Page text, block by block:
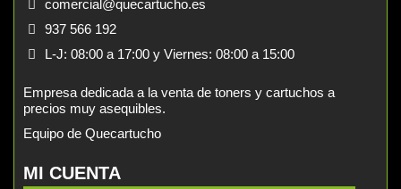
comercial@quecartucho.es
937 566 192
L-J: 08:00 a 17:00 y Viernes: 08:00 a 15:00
Empresa dedicada a la venta de toners y cartuchos a
precios muy asequibles.
Equipo de Quecartucho
MI CUENTA